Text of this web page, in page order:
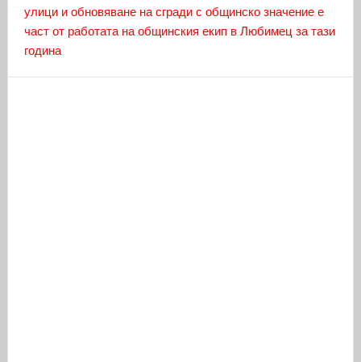
улици и обновяване на сгради с общинско значение е
част от работата на общинския екип в Любимец за тази
година